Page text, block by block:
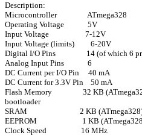
Description:
Microcontroller ATmega328
Operating Voltage 5V
Input Voltage 7-12V
Input Voltage (limits) 6-20V
Digital I/O Pins 14 (of which 6
Analog Input Pins 6
DC Current per I/O Pin 40 mA
DC Current for 3.3V Pin 50 mA
Flash Memory 32 KB
bootloader
SRAM 2 KB
EEPROM 1 KB
Clock Speed 16 MHz